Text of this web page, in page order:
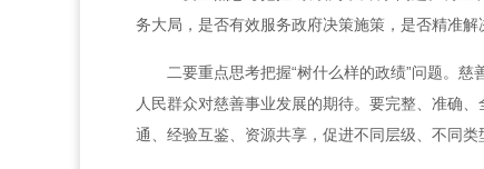
务大局，是否有效服务政府决策施策，是否精准
二要重点思考把握“树什么样的政绩”问题。
人民群众对慈善事业发展的期待。要完整、准确
通、经验互鉴、资源共享，促进不同层级、不同